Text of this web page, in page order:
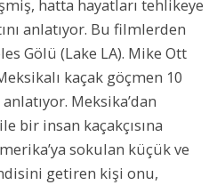
hatta hayatları tehlikeye
anlatıyor. Bu filmlerden
Gölü (Lake LA). Mike Ott
kaçak göçmen 10
Meksika’dan
bir insan kaçakçısına
sokulan küçük ve
getiren kişi onu,